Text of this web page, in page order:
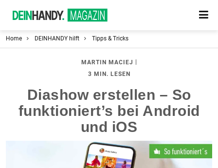
Home DEINHANDY hilft Tipps & Tricks
MARTIN MACIEJ
3 MIN. LESEN
Diashow erstellen – So
funktioniert’s bei Android
und iOS